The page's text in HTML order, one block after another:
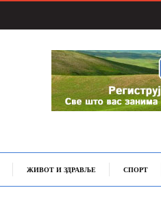
ЖИВОТ И ЗДРАВЉЕ СПОРТ